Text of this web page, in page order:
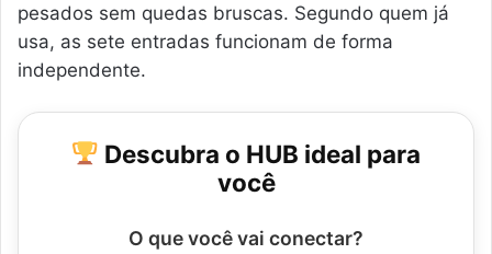
pesados sem quedas bruscas. Segundo quem já
usa, as sete entradas funcionam de forma
independente.
Descubra o HUB ideal para
você
O que você vai conectar?